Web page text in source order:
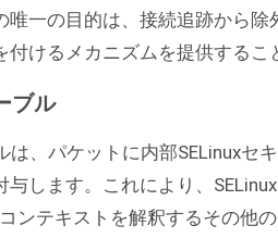
唯一の目的は、接続追跡から除
付けるメカニズムを提供するこ
ブル
は、パケットに内部SELinuxセ
与します。これにより、
ンテキストを解釈するその他